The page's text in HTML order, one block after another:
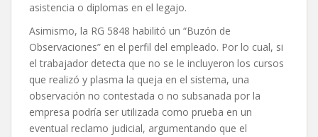
asistencia o diplomas en el legajo.
Asimismo, la RG 5848 habilitó un “Buzón de
Observaciones” en el perfil del empleado. Por lo cual, si
el trabajador detecta que no se le incluyeron los cursos
que realizó y plasma la queja en el sistema, una
observación no contestada o no subsanada por la
empresa podría ser utilizada como prueba en un
eventual reclamo judicial, argumentando que el